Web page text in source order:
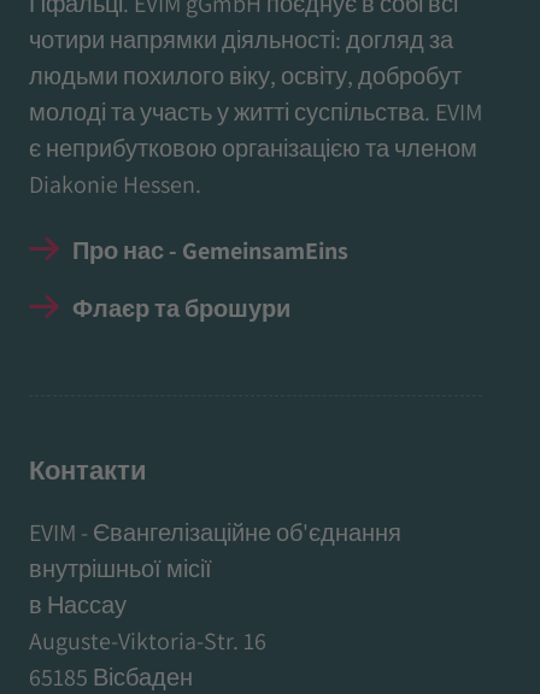
чотири напрямки діяльності: догляд за
людьми похилого віку, освіту, добробут
молоді та участь у житті суспільства. EVIM
є неприбутковою організацією та членом
Diakonie Hessen.
Про нас - GemeinsamEins
Флаєр та брошури
Контакти
EVIM - Євангелізаційне об'єднання
внутрішньої місії
в Нассау
Auguste-Viktoria-Str. 16
65185 Вісбаден